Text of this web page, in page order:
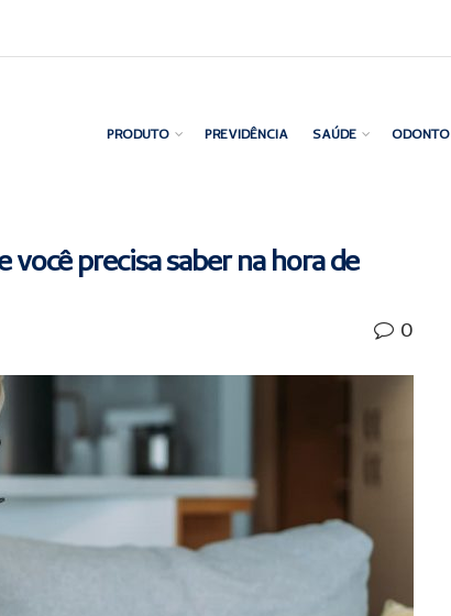
PRODUTO PREVIDÊNCIA SAÚDE ODONTO
precisa saber na hora de
0